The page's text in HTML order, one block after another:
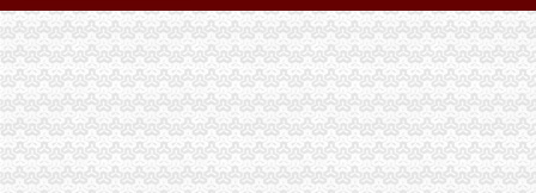
黔江局重庆进出口权积备战渝东南片区文艺调演预赛
云局抓“三多”重庆代理记账支持企业争创重庆市著名商标
高新区局创新服务方式推出“工商服务引导台”重庆公司注销
合川局重庆财务公司七项举措化食品安全监管成效显著
南岸局长生桥所被总局授予“红盾护农”重庆财务公司先进单位称号
市重庆发票申请局谭世贤副巡视员督查大渡口区奥运期间食品安全工作
大足局重庆代理报税采取九大措施确保奥运期间食品安全